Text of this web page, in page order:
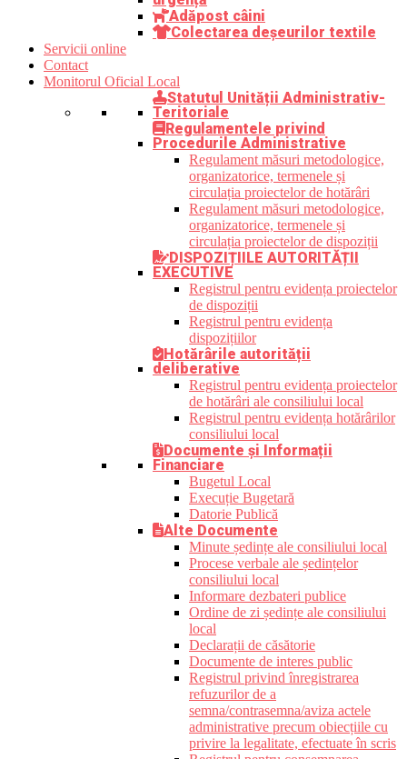
Adăpost câini
Colectarea deșeurilor textile
Servicii online
Contact
Monitorul Oficial Local
Statutul Unității Administrativ-
Teritoriale
Regulamentele privind
Procedurile Administrative
Regulament măsuri metodologice,
organizatorice, termenele și
circulația proiectelor de hotărâri
Regulament măsuri metodologice,
organizatorice, termenele și
circulația proiectelor de dispoziții
DISPOZIȚIILE AUTORITĂȚII
EXECUTIVE
Registrul pentru evidența proiectelor
de dispoziții
Registrul pentru evidența
dispozițiilor
Hotărârile autorității
deliberative
Registrul pentru evidența proiectelor
de hotărâri ale consiliului local
Registrul pentru evidența hotărârilor
consiliului local
Documente și Informații
Financiare
Bugetul Local
Execuție Bugetară
Datorie Publică
Alte Documente
Minute ședințe ale consiliului local
Procese verbale ale ședințelor
consiliului local
Informare dezbateri publice
Ordine de zi ședințe ale consiliului
local
Declarații de căsătorie
Documente de interes public
Registrul privind înregistrarea
refuzurilor de a
semna/contrasemna/aviza actele
administrative precum obiecțiile cu
privire la legalitate, efectuate în scris